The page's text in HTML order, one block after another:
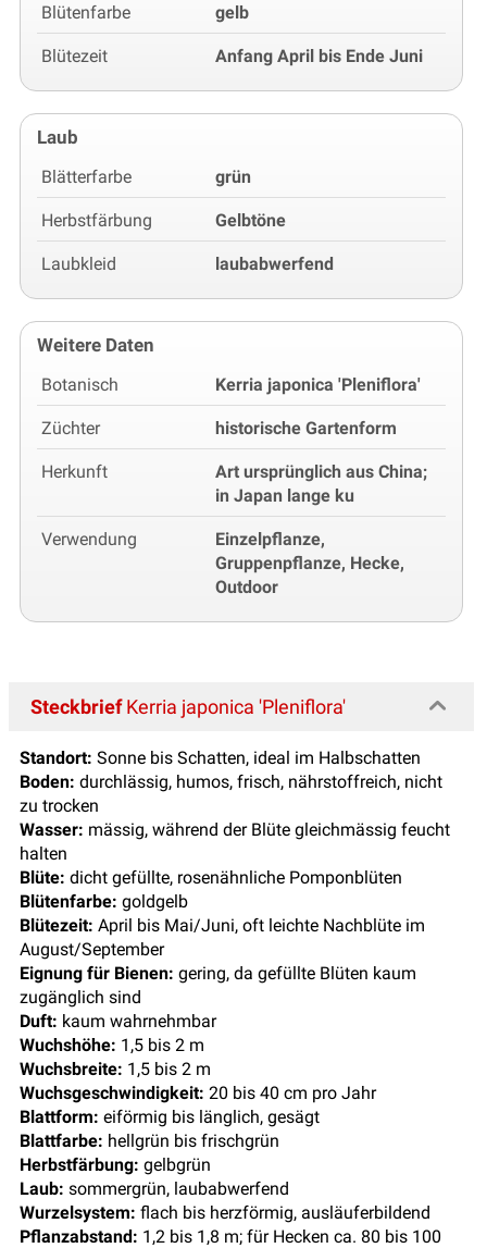
Blütenfarbe gelb
Blütezeit Anfang April bis Ende Juni
Laub
Blätterfarbe grün
Herbstfärbung Gelbtöne
Laubkleid laubabwerfend
Weitere Daten
Botanisch Kerria japonica 'Pleniflora'
Züchter historische Gartenform
Herkunft
Art ursprünglich aus China;
in Japan lange ku
Verwendung
Einzelpflanze,
Gruppenpflanze, Hecke,
Outdoor
SteckbriefKerria japonica 'Pleniflora'
Standort: Sonne bis Schatten, ideal im Halbschatten
Boden: durchlässig, humos, frisch, nährstoffreich, nicht
zu trocken
Wasser: mässig, während der Blüte gleichmässig feucht
halten
Blüte: dicht gefüllte, rosenähnliche Pomponblüten
Blütenfarbe: goldgelb
Blütezeit: April bis Mai/Juni, oft leichte Nachblüte im
August/September
Eignung für Bienen: gering, da gefüllte Blüten kaum
zugänglich sind
Duft: kaum wahrnehmbar
Wuchshöhe: 1,5 bis 2 m
Wuchsbreite: 1,5 bis 2 m
Wuchsgeschwindigkeit: 20 bis 40 cm pro Jahr
Blattform: eiförmig bis länglich, gesägt
Blattfarbe: hellgrün bis frischgrün
Herbstfärbung: gelbgrün
Laub: sommergrün, laubabwerfend
Wurzelsystem: flach bis herzförmig, ausläuferbildend
Pflanzabstand: 1,2 bis 1,8 m; für Hecken ca. 80 bis 100